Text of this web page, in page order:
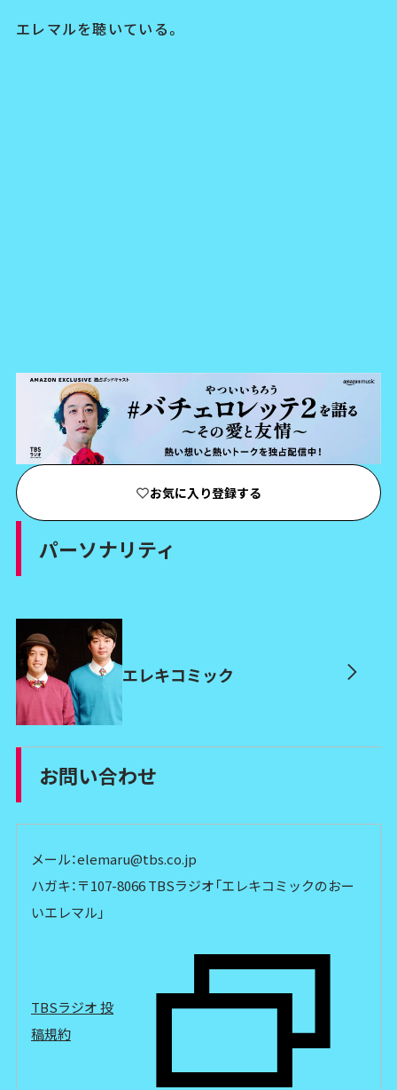
エレマルを聴いている。
お気に入り登録する
パーソナリティ
エレキコミック
お問い合わせ
メール：elemaru@tbs.co.jp
ハガキ：〒107-8066 TBSラジオ「エレキコミックのおー
いエレマル」
TBSラジオ 投
稿規約